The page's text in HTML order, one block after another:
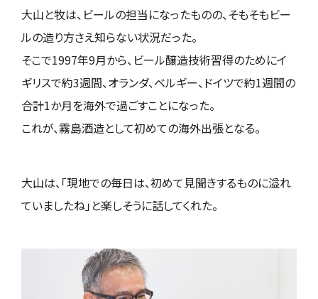
大山と牧は、ビールの担当になったものの、そもそもビー
ルの造り方さえ知らない状況だった。
そこで1997年9月から、ビール醸造技術習得のためにイ
ギリスで約3週間、オランダ、ベルギー、ドイツで約1週間の
合計1か月を海外で過ごすことになった。
これが、霧島酒造として初めての海外出張となる。
大山は、「現地での毎日は、初めて見聞きするものに溢れ
ていましたね」と楽しそうに話してくれた。